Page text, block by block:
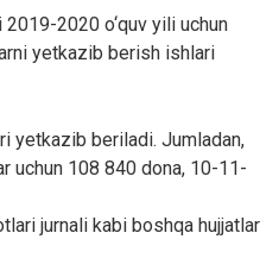
2020 o‘quv yili uchun
yetkazib berish ishlari
yetkazib beriladi. Jumladan,
uchun 108 840 dona, 10-11-
jurnali kabi boshqa hujjatlar